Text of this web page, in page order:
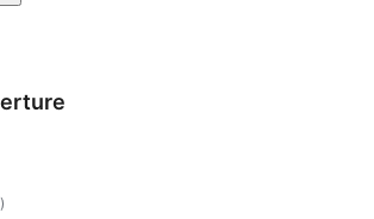
totale
vurderinger
)